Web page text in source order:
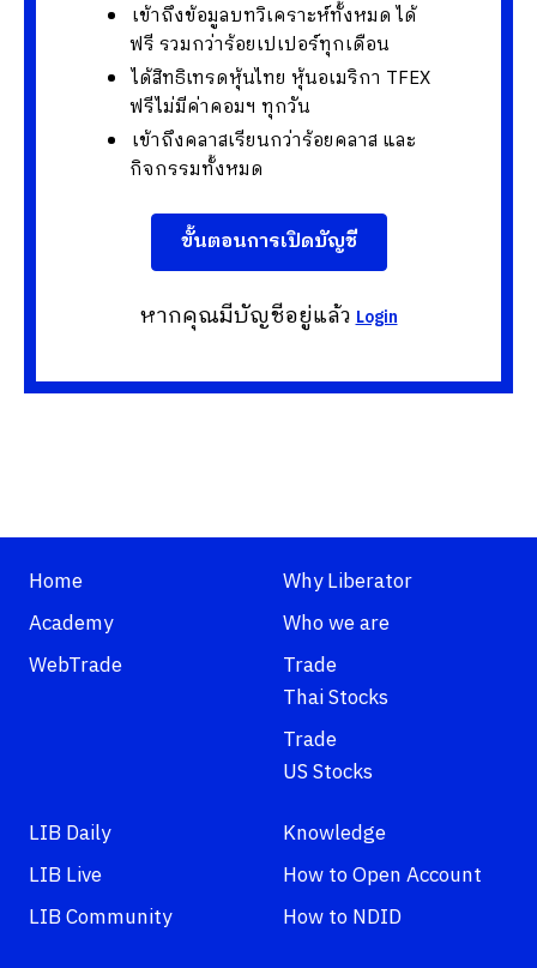
เข้าถึงข้อมูลบทวิเคราะห์ทั้งหมด ได้
ฟรี รวมกว่าร้อยเปเปอร์ทุกเดือน
ได้สิทธิเทรดหุ้นไทย หุ้นอเมริกา TFEX
ฟรีไม่มีค่าคอมฯ ทุกวัน
เข้าถึงคลาสเรียนกว่าร้อยคลาส และ
กิจกรรมทั้งหมด
ขั้นตอนการเปิดบัญชี
หากคุณมีบัญชีอยู่แล้วLogin
Home
Academy
WebTrade
Why Liberator
Who we are
Trade
Thai Stocks
Trade
US Stocks
LIB Daily
LIB Live
LIB Community
Knowledge
How to Open Account
How to NDID